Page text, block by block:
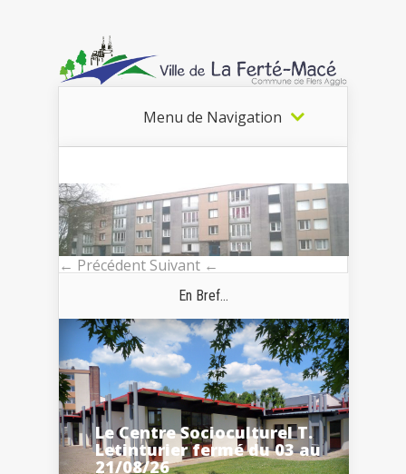
Menu de Navigation
← Précédent Suivant ←
En Bref...
Le Centre Socioculturel T.
Letinturier fermé du 03 au
21/08/26